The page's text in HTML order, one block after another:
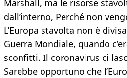
Marshall, ma le risorse
dall’interno, Perché non
L’Europa stavolta non è
Guerra Mondiale, quando
sconfitti. Il coronavirus ci
Sarebbe opportuno che